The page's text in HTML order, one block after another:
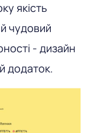
якість
чудовий
- дизайн
додаток.